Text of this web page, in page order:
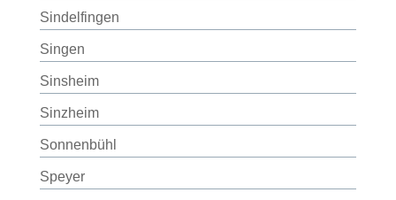
Sindelfingen
Singen
Sinsheim
Sinzheim
Sonnenbühl
Speyer